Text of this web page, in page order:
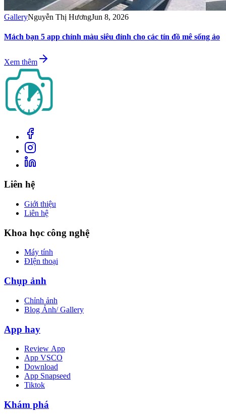
GalleryNguyễn Thị HươngJun 8, 2026
Mách bạn 5 app chỉnh màu siêu đỉnh cho các tín đồ mê sống ảo
Xem thêm
Liên hệ
Giới thiệu
Liên hệ
Khoa học công nghệ
Máy tính
ĐIện thoại
Chụp ảnh
Chỉnh ảnh
Blog Ảnh/ Gallery
App hay
Review App
App VSCO
Download
App Snapseed
Tiktok
Khám phá